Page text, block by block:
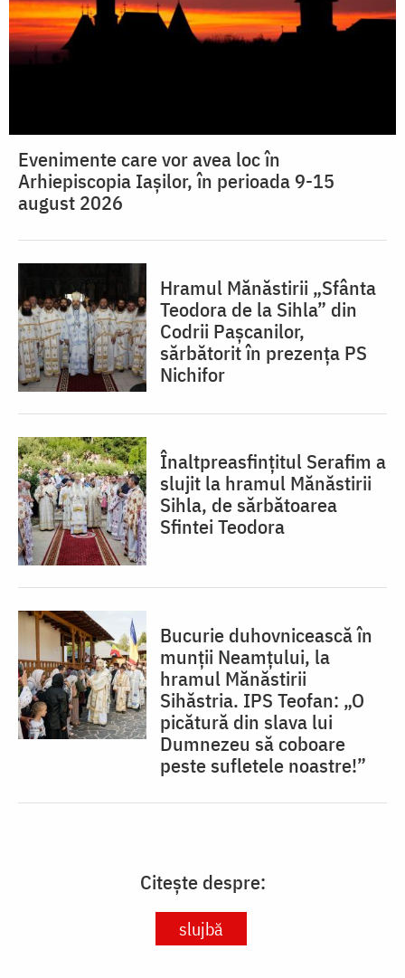
Evenimente care vor avea loc în
Arhiepiscopia Iaşilor, în perioada 9-15
august 2026
Hramul Mănăstirii „Sfânta
Teodora de la Sihla” din
Codrii Pașcanilor,
sărbătorit în prezența PS
Nichifor
Înaltpreasfințitul Serafim a
slujit la hramul Mănăstirii
Sihla, de sărbătoarea
Sfintei Teodora
Bucurie duhovnicească în
munții Neamțului, la
hramul Mănăstirii
Sihăstria. IPS Teofan: „O
picătură din slava lui
Dumnezeu să coboare
peste sufletele noastre!”
Citește despre:
slujbă